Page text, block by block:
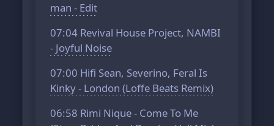
man - Edit
07:04 Revival House Project, NAMBI
- Joyful Noise
07:00 Hifi Sean, Severino, Feral Is
Kinky - London (Loffe Beats Remix)
06:58 Rimi Nique - Come To Me